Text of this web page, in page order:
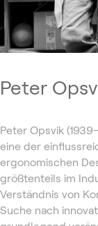
Peter
Peter Opsvik
eine der
ergonomischen
größtenteils im
Verständnis von
Suche nach